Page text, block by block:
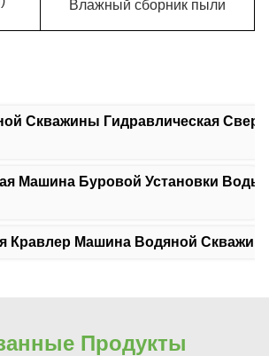
Влажный сборник пыли
Скважины Гидравлическая
Машина Буровой Установки Воды
Кравлер Машина Водяной
Продукты